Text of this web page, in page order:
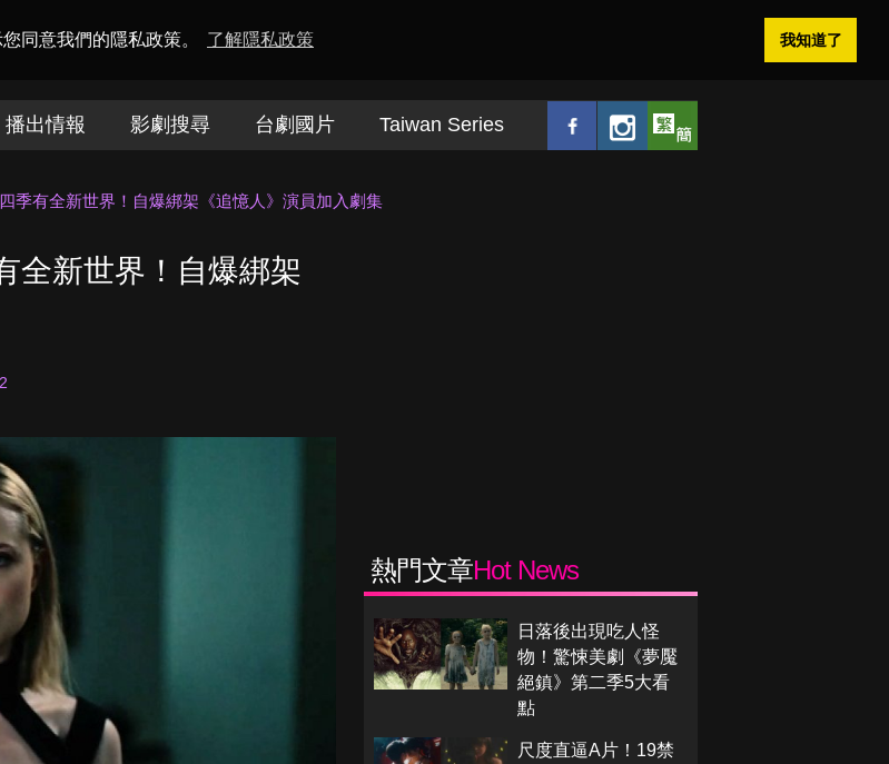
同意我們的隱私政策。 了解隱私政策 我知道了
播出情報 影劇搜尋 台劇國片 Taiwan Series
季有全新世界！自爆綁架《追憶人》演員加入劇集
全新世界！自爆綁架
熱門文章Hot News
日落後出現吃人怪
物！驚悚美劇《夢魘
絕鎮》第二季5大看
點
尺度直逼A片！19禁